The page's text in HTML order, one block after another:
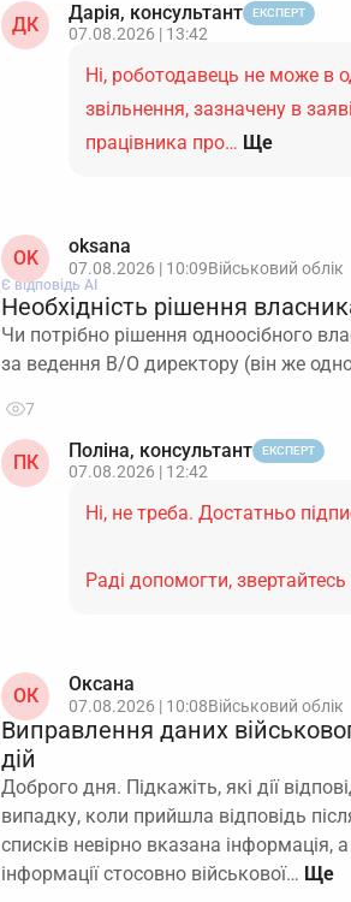
ДК
Дарія, консультант ЕКСПЕРТ
07.08.2026 | 13:42
Ні, роботодавець не може в
звільнення, зазначену в
працівника про… Ще
OK
oksana
07.08.2026 | 10:09Військовий облік
Є відповідь АІ
Необхідність рішення
Чи потрібно рішення одноосібного
за ведення В/О директору (він же
7
ПК
Поліна, консультант ЕКСПЕРТ
07.08.2026 | 12:42
Ні, не треба. Достатньо
Раді допомогти,
ОК
Оксана
07.08.2026 | 10:08Військовий облік
Виправлення даних
дій
Доброго дня. Підкажіть, які дії
випадку, коли прийшла відповідь
списків невірно вказана
інформації стосовно військової…